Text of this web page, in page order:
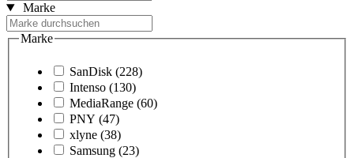
Marke
Marke
SanDisk (228)
Intenso (130)
MediaRange (60)
PNY (47)
xlyne (38)
Samsung (23)